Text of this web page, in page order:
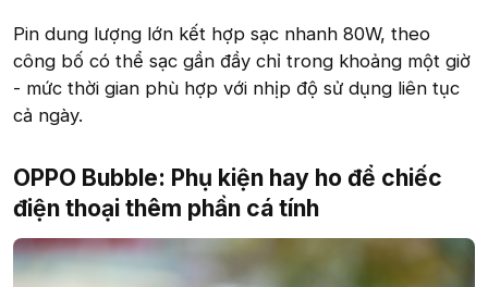
Pin dung lượng lớn kết hợp sạc nhanh 80W, theo
công bố có thể sạc gần đầy chỉ trong khoảng một giờ
- mức thời gian phù hợp với nhịp độ sử dụng liên tục
cả ngày.
OPPO Bubble: Phụ kiện hay ho để chiếc
điện thoại thêm phần cá tính​